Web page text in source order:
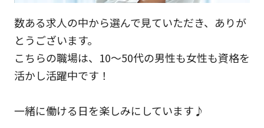
数ある求人の中から選んで見ていただき、ありが
とうございます。
こちらの職場は、10～50代の男性も女性も資格を
活かし活躍中です！
一緒に働ける日を楽しみにしています♪